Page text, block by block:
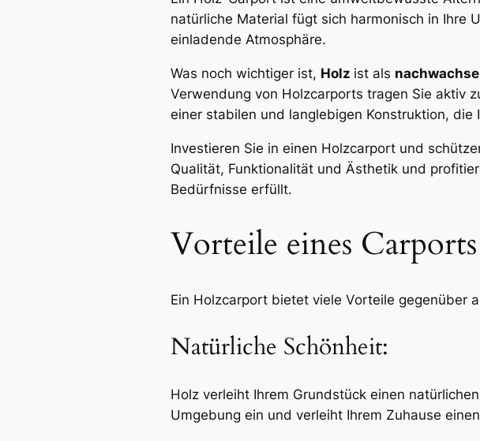
natürliche Material fügt sich harmonisch in Ihre
einladende Atmosphäre.
Was noch wichtiger ist, Holz ist als
Verwendung von Holzcarports tragen Sie aktiv
einer stabilen und langlebigen Konstruktion,
Investieren Sie in einen Holzcarport und
Qualität, Funktionalität und Ästhetik und
Bedürfnisse erfüllt.
Vorteile eines
Ein Holzcarport bietet viele Vorteile gegenüber
Natürliche Schönheit:
Holz verleiht Ihrem Grundstück einen
Umgebung ein und verleiht Ihrem Zuhause